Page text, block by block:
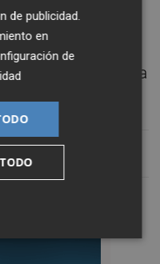
que suceda
como manifestó
a Plaza
Valencia CF tenga
principal.
de publicidad.
en
de